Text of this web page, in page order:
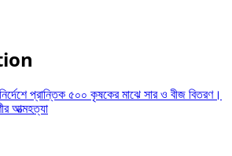
প্রান্তিক ৫০০ কৃষকের মাঝে সার ও বীজ বিতরণ।
আত্মহত্যা